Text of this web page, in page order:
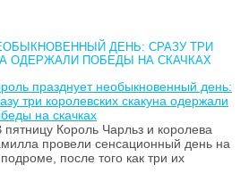
ДЕНЬ: СРАЗУ ТРИ
ОДЕРЖАЛИ ПОБЕДЫ НА СКАЧКАХ
празднует необыкновенный день:
три королевских скакуна одержали
на скачках
пятницу Король Чарльз и королева
провели сенсационный день на
после того как три их